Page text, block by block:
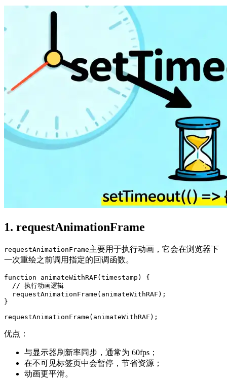
1. requestAnimationFrame
requestAnimationFrame主要用于执行动画，它会在浏览器下
一次重绘之前调用指定的回调函数。
function animateWithRAF(timestamp) {
// 执行动画逻辑
requestAnimationFrame(animateWithRAF);
}
requestAnimationFrame(animateWithRAF);
优点：
与显示器刷新率同步，通常为 60fps；
在不可见标签页中会暂停，节省资源；
动画更平滑。